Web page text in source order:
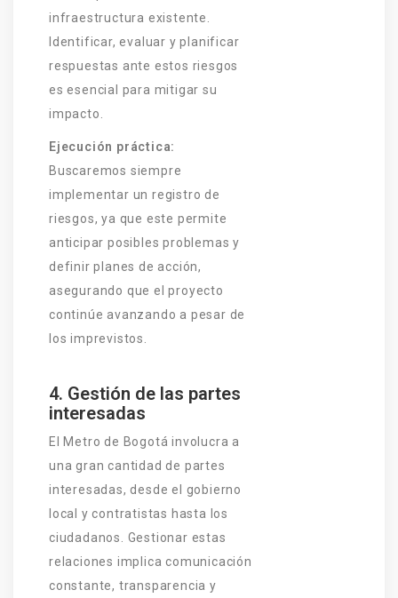
infraestructura existente.
Identificar, evaluar y planificar
respuestas ante estos riesgos
es esencial para mitigar su
impacto.
Ejecución práctica:
Buscaremos siempre
implementar un registro de
riesgos, ya que este permite
anticipar posibles problemas y
definir planes de acción,
asegurando que el proyecto
continúe avanzando a pesar de
los imprevistos.
4. Gestión de las partes
interesadas
El Metro de Bogotá involucra a
una gran cantidad de partes
interesadas, desde el gobierno
local y contratistas hasta los
ciudadanos. Gestionar estas
relaciones implica comunicación
constante, transparencia y